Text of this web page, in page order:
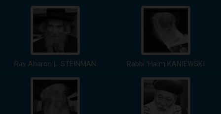
Rav Aharon L. STEINMAN Rabbi 'Haïm KANIEWSKI